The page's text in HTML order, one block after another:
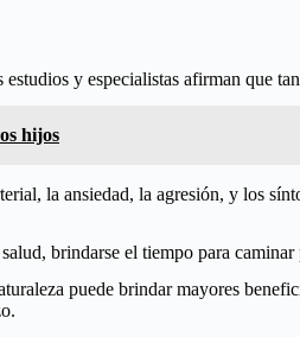
estudios y especialistas afirman
hijos
la ansiedad, la agresión, y los
brindarse el tiempo para
puede brindar mayores